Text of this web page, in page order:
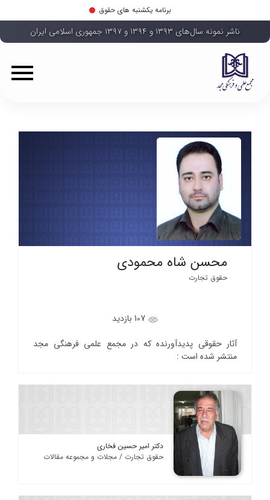
برنامه یکشنبه های حقوق
ناشر نمونه سال‌های ۱۳۹۳ و ۱۳۹۴ و ۱۳۹۷ جمهوری اسلامی ایران
محسن شاه محمودی
حقوق تجارت
107 بازدید
آثار حقوقی پدیدآورنده که در مجمع علمی فرهنگی مجد
منتشر شده است :
دکتر امیر حسین فخاری
حقوق تجارت / مجلات و مجموعه مقالات